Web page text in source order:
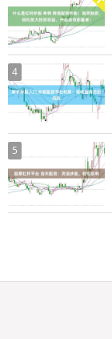
4
5